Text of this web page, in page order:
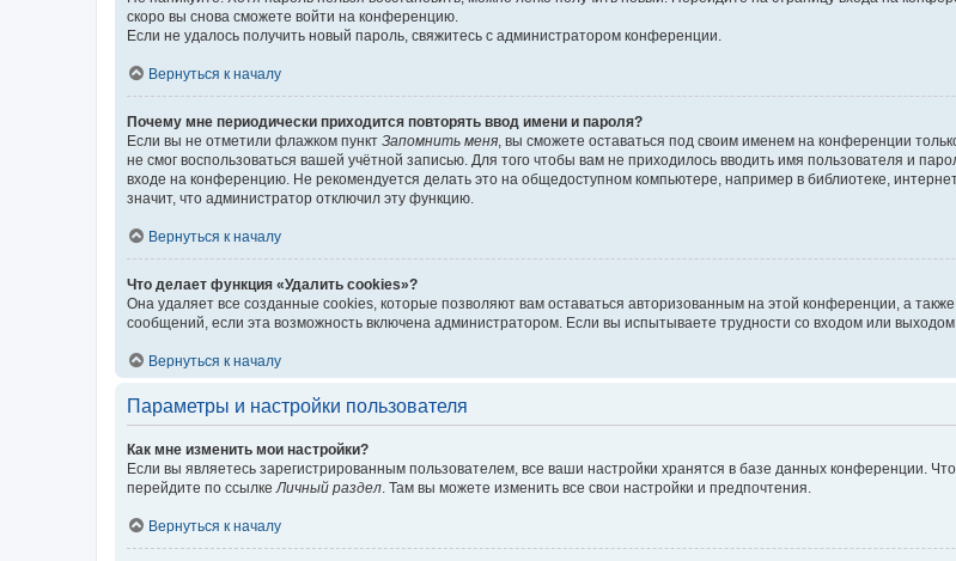
скоро вы снова сможете войти на конференцию.
Если не удалось получить новый пароль, свяжитесь с администратором конференции.
Вернуться к началу
Почему мне периодически приходится повторять ввод имени и пароля?
Если вы не отметили флажком пункт Запомнить меня , вы сможете оставаться под своим именем на конференции
не смог воспользоваться вашей учётной записью. Для того чтобы вам не приходилось вводить имя пользователя и
входе на конференцию. Не рекомендуется делать это на общедоступном компьютере, например в библиотеке,
значит, что администратор отключил эту функцию.
Вернуться к началу
Что делает функция «Удалить cookies»?
Она удаляет все созданные cookies, которые позволяют вам оставаться авторизованным на этой конференции, а
сообщений, если эта возможность включена администратором. Если вы испытываете трудности со входом или
Вернуться к началу
Параметры и настройки пользователя
Как мне изменить мои настройки?
Если вы являетесь зарегистрированным пользователем, все ваши настройки хранятся в базе данных конференции.
перейдите по ссылке Личный раздел . Там вы можете изменить все свои настройки и предпочтения.
Вернуться к началу